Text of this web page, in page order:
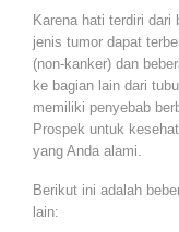
Karena hati terdiri dari
jenis tumor dapat
(non-kanker) dan
ke bagian lain dari
memiliki penyebab
Prospek untuk
yang Anda alami.
Berikut ini adalah
lain: